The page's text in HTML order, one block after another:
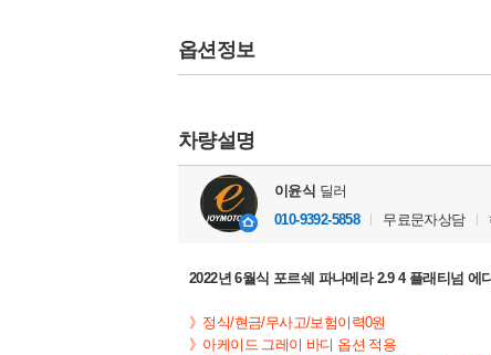
옵션정보
차량설명
이윤식 딜러
010-9392-5858
무료문자상담
2022년 6월식 포르쉐 파나메라 2.9 4 플래티넘 에
》정식/현금/무사고/보험이력0원
》아케이드 그레이 바디 옵션 적용